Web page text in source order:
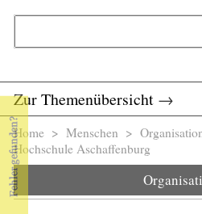
Zur Themenübersicht →
Sie sind hier
Home > Menschen >
Hochschule Aschaffenburg